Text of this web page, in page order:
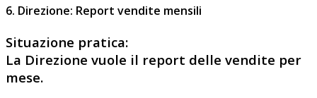
6. Direzione: Report vendite mensili
Situazione pratica:
La Direzione vuole il report delle vendite per
mese.